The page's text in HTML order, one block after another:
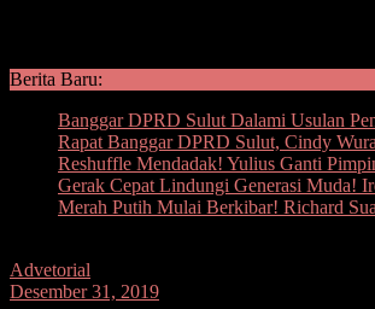
Berita Baru:
Banggar DPRD Sulut Dalami Usulan
Rapat Banggar DPRD Sulut, Cindy
Reshuffle Mendadak! Yulius Ganti
Gerak Cepat Lindungi Generasi Muda!
Merah Putih Mulai Berkibar! Richard
Advetorial
Desember 31, 2019